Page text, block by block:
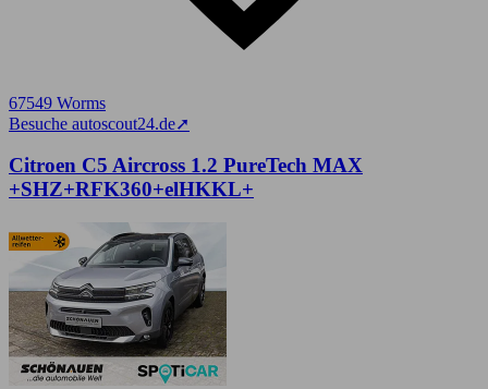
67549 Worms
Besuche autoscout24.de➚
Citroen C5 Aircross 1.2 PureTech MAX
+SHZ+RFK360+elHKKL+